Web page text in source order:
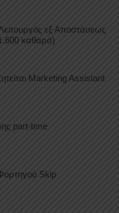
Λειτουργός εξ Αποστάσεως
καθαρά)
Marketing Assistant
part-time
Skip